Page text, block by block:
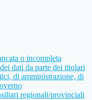
o incompleta
dati da parte dei titolari
di amministrazione, di
regionali/provinciali